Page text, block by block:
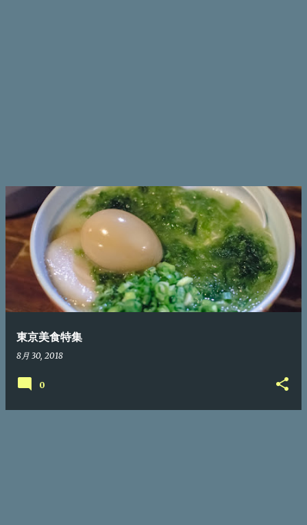
東京美食特集
8月 30, 2018
0